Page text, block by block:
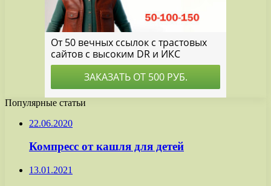
Популярные статьи
22.06.2020
Компресс от кашля для детей
13.01.2021